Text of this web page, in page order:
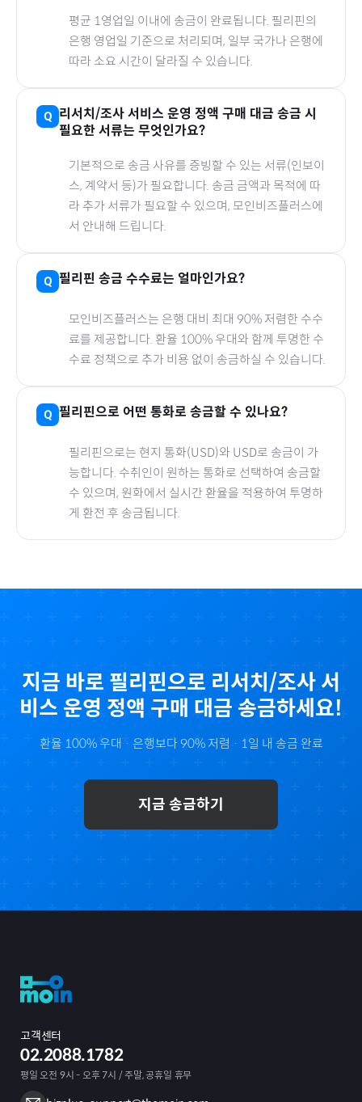
평균 1영업일 이내에 송금이 완료됩니다. 필리핀의
은행 영업일 기준으로 처리되며, 일부 국가나 은행에
따라 소요 시간이 달라질 수 있습니다.
리서치/조사 서비스 운영 정액 구매 대금 송금 시
필요한 서류는 무엇인가요?
기본적으로 송금 사유를 증빙할 수 있는 서류(인보이
스, 계약서 등)가 필요합니다. 송금 금액과 목적에 따
라 추가 서류가 필요할 수 있으며, 모인비즈플러스에
서 안내해 드립니다.
필리핀 송금 수수료는 얼마인가요?
모인비즈플러스는 은행 대비 최대 90% 저렴한 수수
료를 제공합니다. 환율 100% 우대와 함께 투명한 수
수료 정책으로 추가 비용 없이 송금하실 수 있습니다.
필리핀으로 어떤 통화로 송금할 수 있나요?
필리핀으로는 현지 통화(USD)와 USD로 송금이 가
능합니다. 수취인이 원하는 통화로 선택하여 송금할
수 있으며, 원화에서 실시간 환율을 적용하여 투명하
게 환전 후 송금됩니다.
지금 바로 필리핀으로 리서치/조사 서
비스 운영 정액 구매 대금 송금하세요!
환율 100% 우대 · 은행보다 90% 저렴 · 1일 내 송금 완료
지금 송금하기
고객센터
02.2088.1782
평일 오전 9시 - 오후 7시 / 주말, 공휴일 휴무